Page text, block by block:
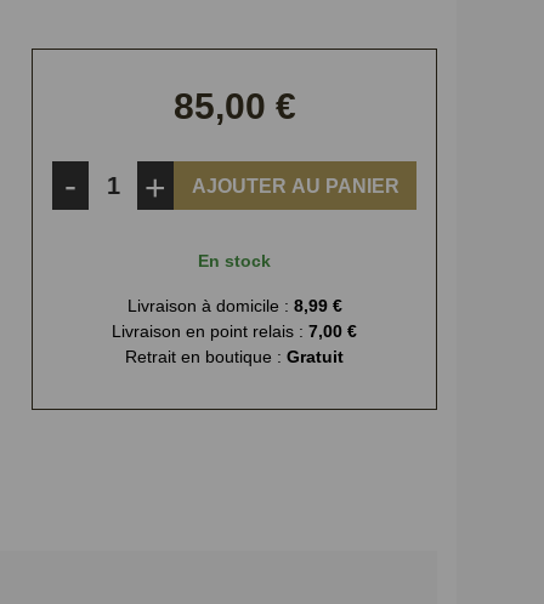
85,00 €
-
+ AJOUTER AU PANIER
En stock
Livraison à domicile : 8,99 €
Livraison en point relais : 7,00 €
Retrait en boutique : Gratuit